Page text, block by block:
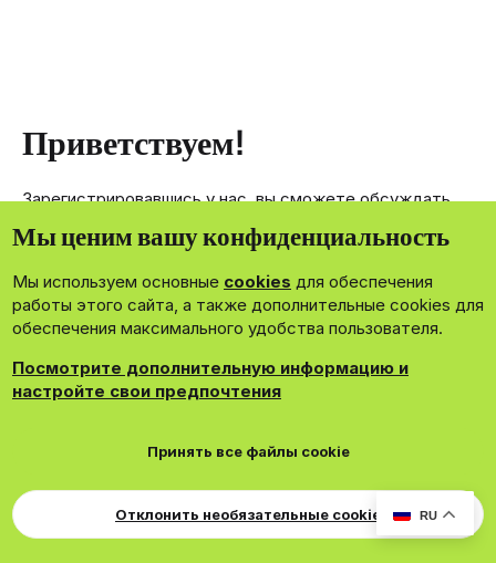
RU
Приветствуем!
Зарегистрировавшись у нас, вы сможете обсуждать,
членам нашего сообщества.
Зарегистрироваться сейчас!
DohTheme
Cookies Russian Обратная связь
Поддержка
Для правообладателей
EN Soundmain
Условия и правила
Политика конфиденциальности
Мы ценим вашу конфиденциальность
Мы используем основные cookies для обеспечения
работы этого сайта, а также дополнительные cookies для
обеспечения максимального удобства пользователя.
Посмотрите дополнительную информацию и
настройте свои предпочтения
Принять все файлы cookie
Отклонить необязательные cookie